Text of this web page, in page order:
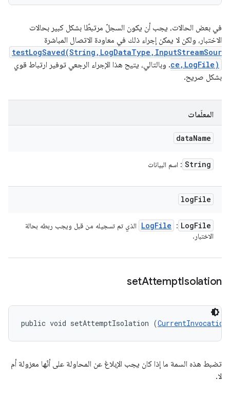
في بعض الحالات، يجب أن يكون السجلّ مرتبطًا بشكل كبير بحالات
الاختبار، ولكن لا يمكن إجراء ذلك في معاودة الاتصال المباشرة
testLogSaved(String,LogDataType,InputStreamSour
ce,LogFile). وبالتالي، يتيح هذا الإجراء الرجعي توفير ارتباط قوي
بشكل صريح.
المعلَمات
dataName
String : اسم البيانات
logFile
LogFile
:
LogFile
الذي تم تسجيله من قبل ويجب ربطه بحالة
الاختبار.
setAttemptIsolation
public void setAttemptIsolation (
تضبط هذه السمة ما إذا كان يجب الإبلاغ عن المحاولة على أنّها معزولة أم
لا.